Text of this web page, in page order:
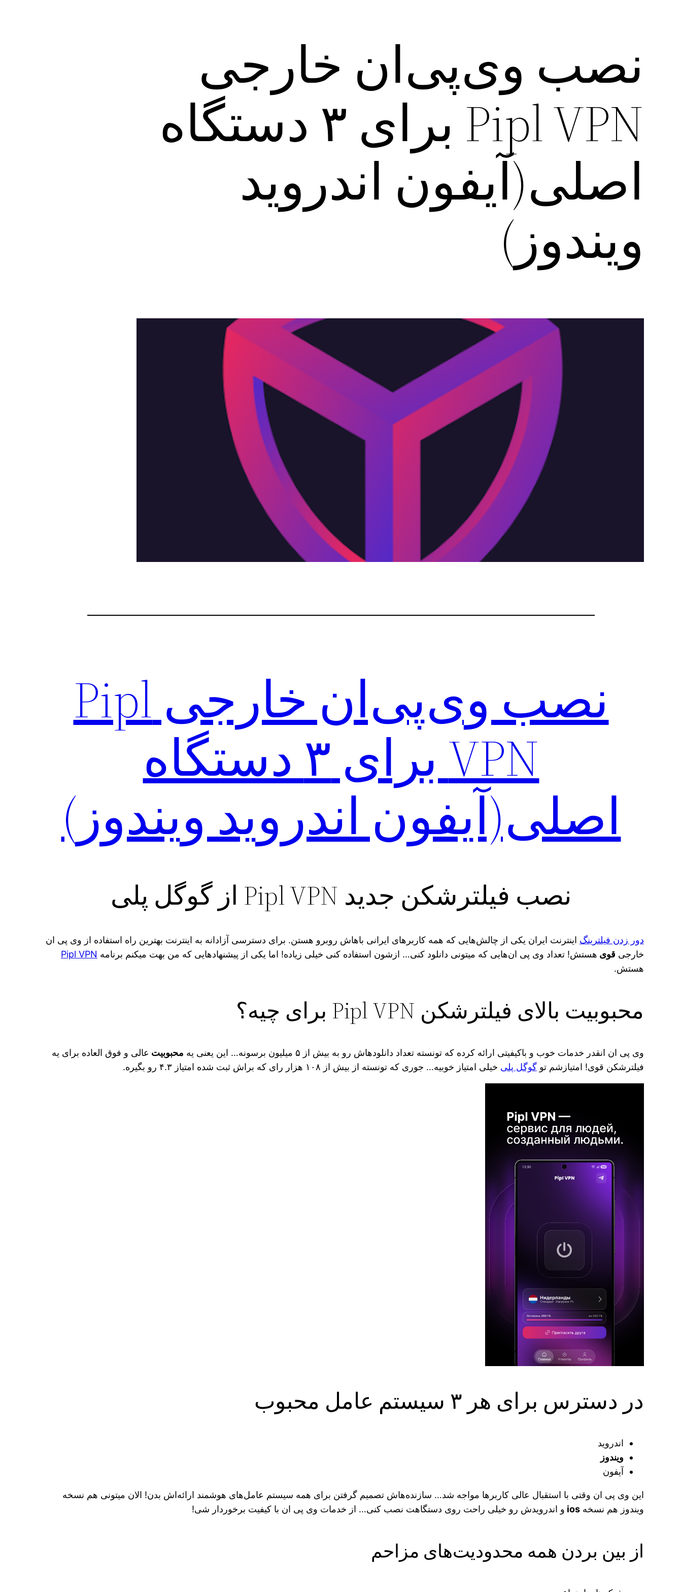
نصب وی‌پی‌ان خارجی
Pipl VPN برای ۳ دستگاه
اصلی(آیفون اندروید
ویندوز)
نصب وی‌پی‌ان خارجی Pipl
VPN برای ۳ دستگاه
اصلی(آیفون اندروید ویندوز)
نصب فیلترشکن جدید Pipl VPN از گوگل پلی
دور زدن فیلترینگ اینترنت ایران یکی از چالش‌هایی که همه کاربرهای ایرانی باهاش روبرو هستن. برای دسترسی آزادانه به اینترنت بهترین راه استفاده از وی پی ان
خارجی قوی هستش! تعداد وی پی ان‌هایی که میتونی دانلود کنی… ازشون استفاده کنی خیلی زیاده! اما یکی از پیشنهادهایی که من بهت میکنم برنامه Pipl VPN
هستش.
محبوبیت بالای فیلترشکن Pipl VPN برای چیه؟
وی پی ان انقدر خدمات خوب و باکیفیتی ارائه کرده که تونسته تعداد دانلودهاش رو به بیش از ۵ میلیون برسونه… این یعنی یه محبوبیت عالی و فوق العاده برای یه
فیلترشکن قوی! امتیازشم توگوگل پلی خیلی امتیاز خوبیه… جوری که تونسته از بیش از ۱۰۸ هزار رای که براش ثبت شده امتیاز ۴.۳ رو بگیره.
در دسترس برای هر ۳ سیستم عامل محبوب
اندروید
ویندوز
آیفون
این وی پی ان وقتی با استقبال عالی کاربرها مواجه شد… سازنده‌هاش تصمیم گرفتن برای همه سیستم عامل‌های هوشمند ارائه‌اش بدن! الان میتونی هم نسخه
ویندوز هم نسخهios و اندرویدش رو خیلی راحت روی دستگاهت نصب کنی… از خدمات وی پی ان با کیفیت برخوردار شی!
از بین بردن همه محدودیت‌های مزاحم